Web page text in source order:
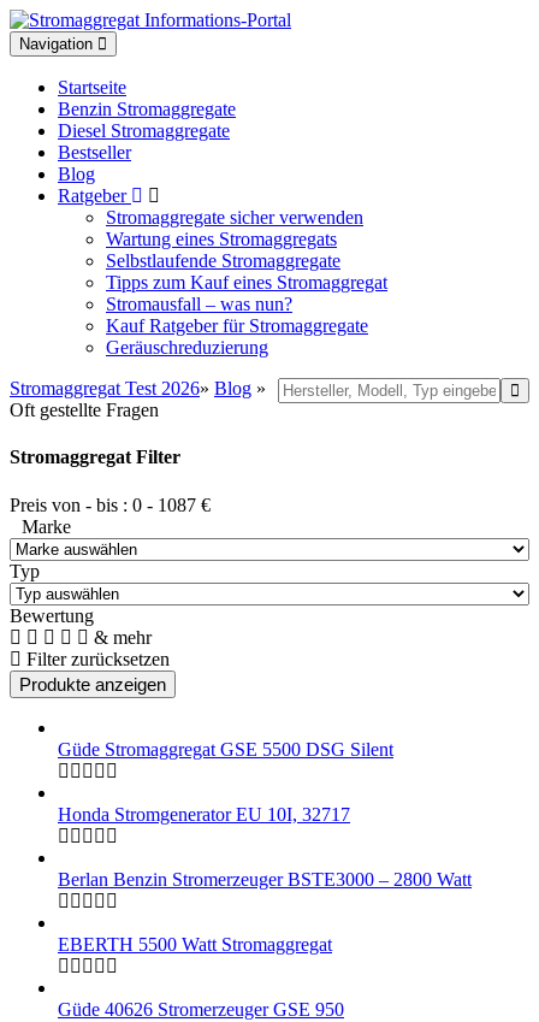
Toggle
navigation
Navigation
Startseite
Benzin Stromaggregate
Diesel Stromaggregate
Bestseller
Blog
Ratgeber
Stromaggregate sicher verwenden
Wartung eines Stromaggregats
Selbstlaufende Stromaggregate
Tipps zum Kauf eines Stromaggregat
Stromausfall – was nun?
Kauf Ratgeber für Stromaggregate
Geräuschreduzierung
Stromaggregat Test 2026» Blog »
Oft gestellte Fragen
Stromaggregat Filter
Preis von - bis : 0 - 1087 €
Marke
Typ
Bewertung
& mehr
Filter zurücksetzen
Güde Stromaggregat GSE 5500 DSG Silent
Honda Stromgenerator EU 10I, 32717
Berlan Benzin Stromerzeuger BSTE3000 – 2800 Watt
EBERTH 5500 Watt Stromaggregat
Güde 40626 Stromerzeuger GSE 950